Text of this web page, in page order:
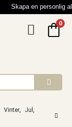
Skapa en personlig
0
Vinter, Jul ,